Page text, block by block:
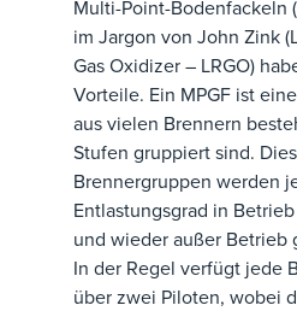
Multi-Point-Bodenfackeln
im Jargon von John Zink
Gas Oxidizer – LRGO)
Vorteile. Ein MPGF ist
aus vielen Brennern
Stufen gruppiert sind.
Brennergruppen werden
Entlastungsgrad in
und wieder außer Betrieb
In der Regel verfügt jede
über zwei Piloten, wobei